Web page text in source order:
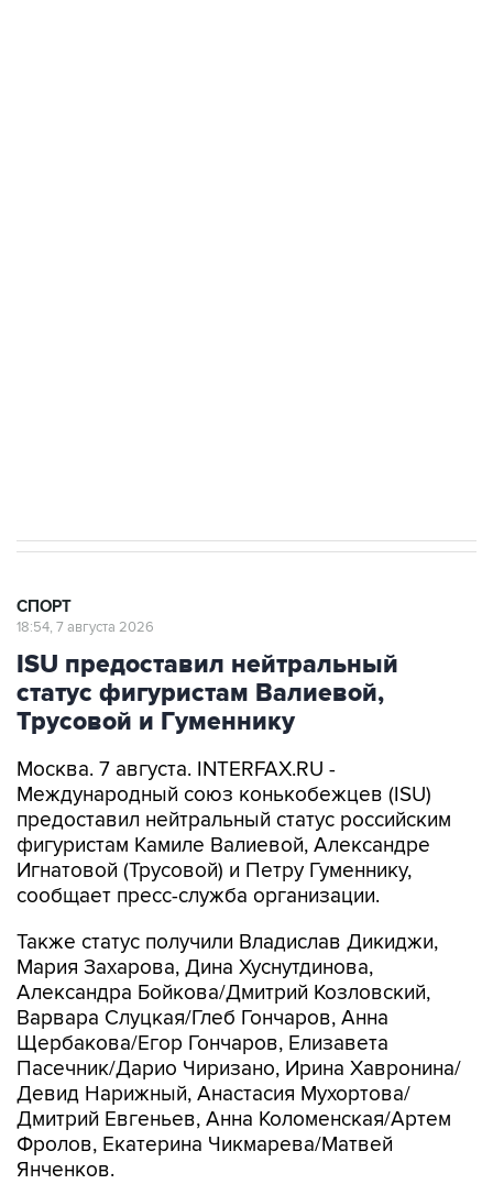
СПОРТ
18:54, 7 августа 2026
ISU предоставил нейтральный
статус фигуристам Валиевой,
Трусовой и Гуменнику
Москва. 7 августа. INTERFAX.RU -
Международный союз конькобежцев (ISU)
предоставил нейтральный статус российским
фигуристам Камиле Валиевой, Александре
Игнатовой (Трусовой) и Петру Гуменнику,
сообщает пресс-служба организации.
Также статус получили Владислав Дикиджи,
Мария Захарова, Дина Хуснутдинова,
Александра Бойкова/Дмитрий Козловский,
Варвара Слуцкая/Глеб Гончаров, Анна
Щербакова/Егор Гончаров, Елизавета
Пасечник/Дарио Чиризано, Ирина Хавронина/
Девид Нарижный, Анастасия Мухортова/
Дмитрий Евгеньев, Анна Коломенская/Артем
Фролов, Екатерина Чикмарева/Матвей
Янченков.